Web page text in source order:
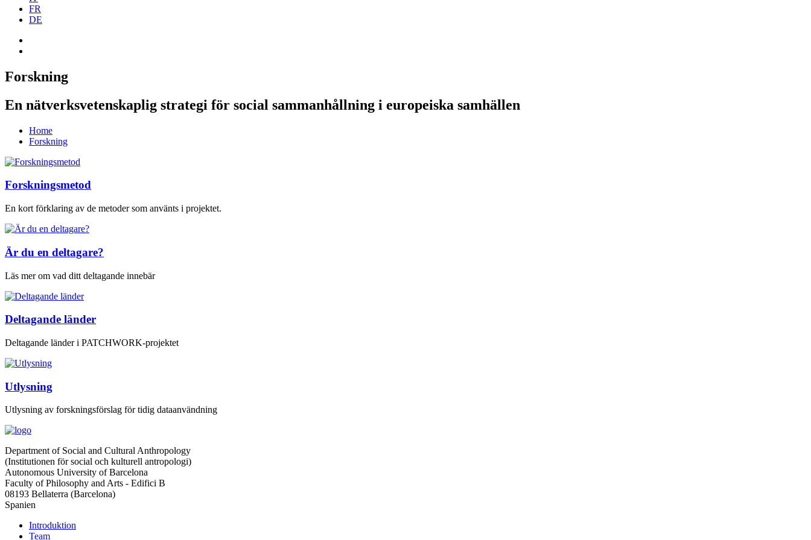
FR
DE
Forskning
En nätverksvetenskaplig strategi för social sammanhållning i europeiska samhällen
Home
Forskning
Forskningsmetod
En kort förklaring av de metoder som använts i projektet.
Är du en deltagare?
Läs mer om vad ditt deltagande innebär
Deltagande länder
Deltagande länder i PATCHWORK-projektet
Utlysning
Utlysning av forskningsförslag för tidig dataanvändning
Department of Social and Cultural Anthropology
(Institutionen för social och kulturell antropologi)
Autonomous University of Barcelona
Faculty of Philosophy and Arts - Edifici B
08193 Bellaterra (Barcelona)
Spanien
Introduktion
Team